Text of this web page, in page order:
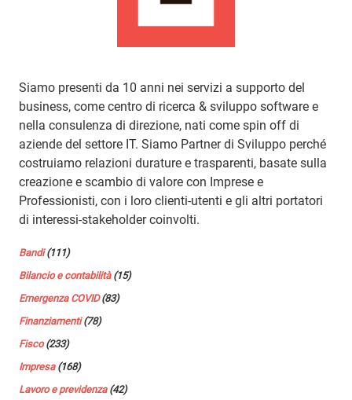
Siamo presenti da 10 anni nei servizi a supporto del
business, come centro di ricerca & sviluppo software e
nella consulenza di direzione, nati come spin off di
aziende del settore IT. Siamo Partner di Sviluppo perché
costruiamo relazioni durature e trasparenti, basate sulla
creazione e scambio di valore con Imprese e
Professionisti, con i loro clienti-utenti e gli altri portatori
di interessi-stakeholder coinvolti.
Bandi(111)
Bilancio e contabilità(15)
Emergenza COVID(83)
Finanziamenti(78)
Fisco(233)
Impresa(168)
Lavoro e previdenza(42)